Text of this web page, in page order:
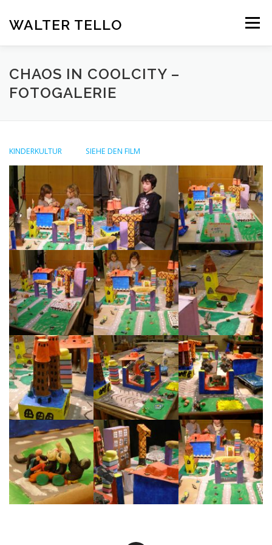
springen
WALTER TELLO Menü
HOME GALERIE KUNST IM KONTEXT
Deutsch
Español
CHAOS IN COOLCITY –
FOTOGALERIE
KINDERKULTUR SIEHE DEN FILM